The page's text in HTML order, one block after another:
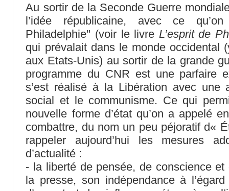
Au sortir de la Seconde Guerre
l’idée républicaine, avec ce
Philadelphie" (voir le livre L’esprit de
qui prévalait dans le monde occidental
aux Etats-Unis) au sortir de la grande
programme du CNR est une parfaire
s’est réalisé à la Libération avec une
social et le communisme. Ce qui
nouvelle forme d’état qu’on a appelé
combattre, du nom un peu péjoratif d«
rappeler aujourd’hui les mesures
d’actualité :
- la liberté de pensée, de conscience et
la presse, son indépendance à